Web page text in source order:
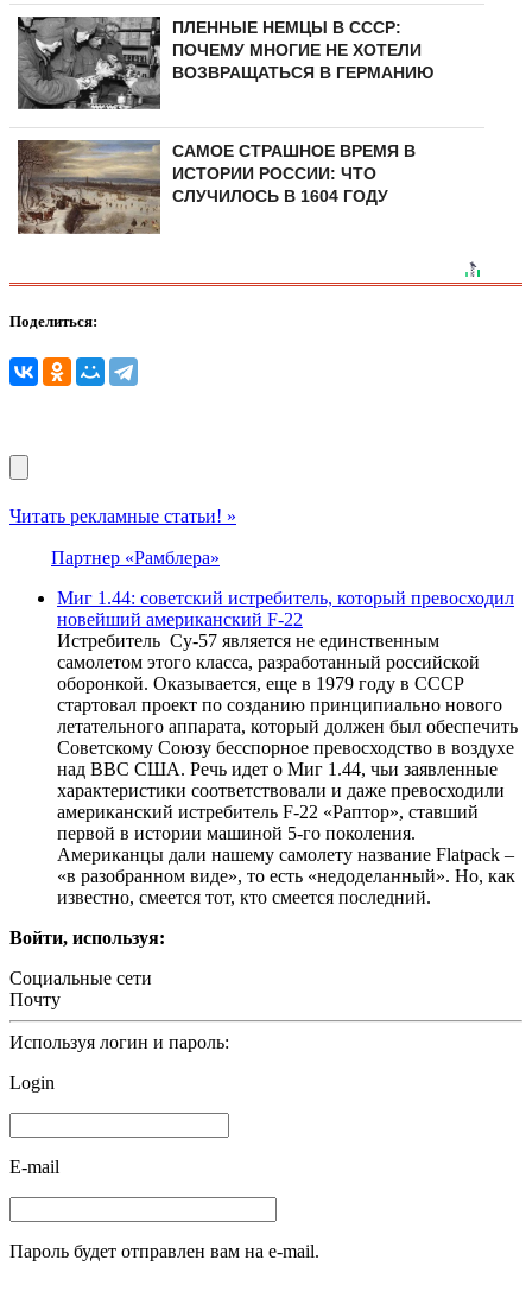
ПЛЕННЫЕ НЕМЦЫ В СССР:
ПОЧЕМУ МНОГИЕ НЕ ХОТЕЛИ
ВОЗВРАЩАТЬСЯ В ГЕРМАНИЮ
САМОЕ СТРАШНОЕ ВРЕМЯ В
ИСТОРИИ РОССИИ: ЧТО
СЛУЧИЛОСЬ В 1604 ГОДУ
Поделиться:
Читать рекламные статьи! »
Партнер «Рамблера»
Миг 1.44: советский истребитель, который превосходил
новейший американский F-22
Истребитель Су-57 является не единственным
самолетом этого класса, разработанный российской
оборонкой. Оказывается, еще в 1979 году в СССР
стартовал проект по созданию принципиально нового
летательного аппарата, который должен был обеспечить
Советскому Союзу бесспорное превосходство в воздухе
над ВВС США. Речь идет о Миг 1.44, чьи заявленные
характеристики соответствовали и даже превосходили
американский истребитель F-22 «Раптор», ставший
первой в истории машиной 5-го поколения.
Американцы дали нашему самолету название Flatpack –
«в разобранном виде», то есть «недоделанный». Но, как
известно, смеется тот, кто смеется последний.
Войти, используя:
Социальные сети
Почту
Используя логин и пароль:
Login
E-mail
Пароль будет отправлен вам на e-mail.